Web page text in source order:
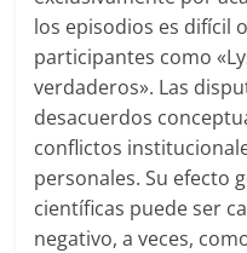
los episodios es difícil
participantes como
verdaderos». Las
desacuerdos
conflictos
personales. Su efecto
científicas puede ser
negativo, a veces,